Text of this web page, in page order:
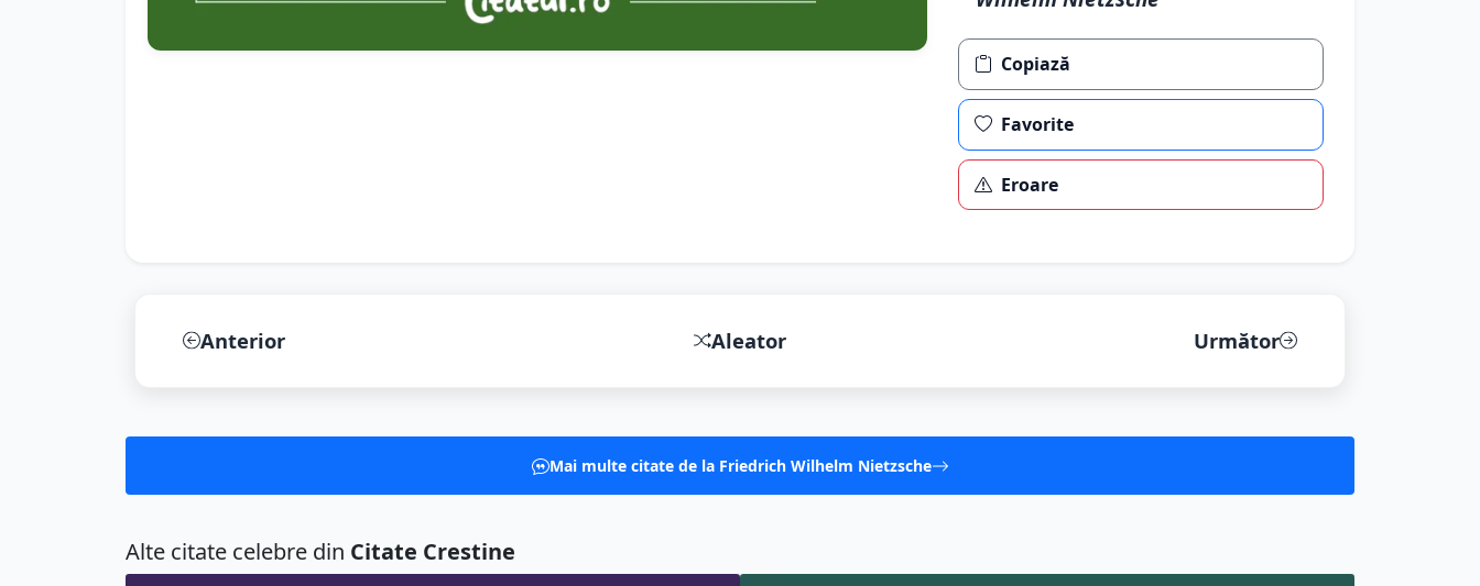
Copiază
Favorite
Eroare
Anterior Aleator Următor
Mai multe citate de la Friedrich Wilhelm Nietzsche
Alte citate celebre din Citate Crestine